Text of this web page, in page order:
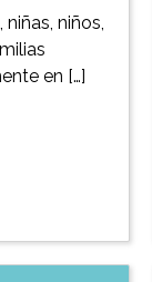
niños,
en […]